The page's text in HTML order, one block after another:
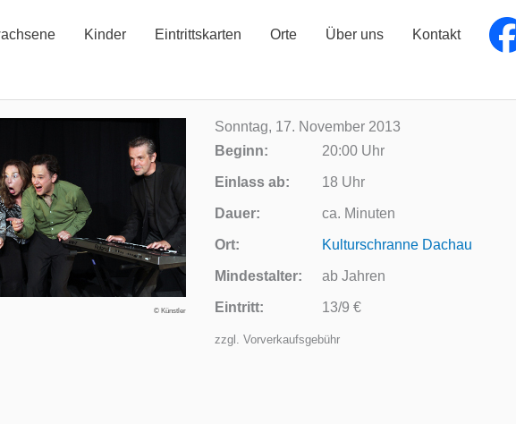
Kinder Eintrittskarten Orte Über uns Kontakt
© Künstler
Sonntag, 17. November 2013
Beginn:
20:00 Uhr
Einlass ab: 18 Uhr
Dauer: ca. Minuten
Ort: Kulturschranne Dachau
Mindestalter: ab Jahren
Eintritt: 13/9 €
zzgl. Vorverkaufsgebühr